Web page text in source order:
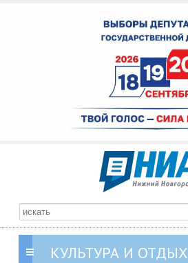
КУЛЬТУРА И ОТДЫХ